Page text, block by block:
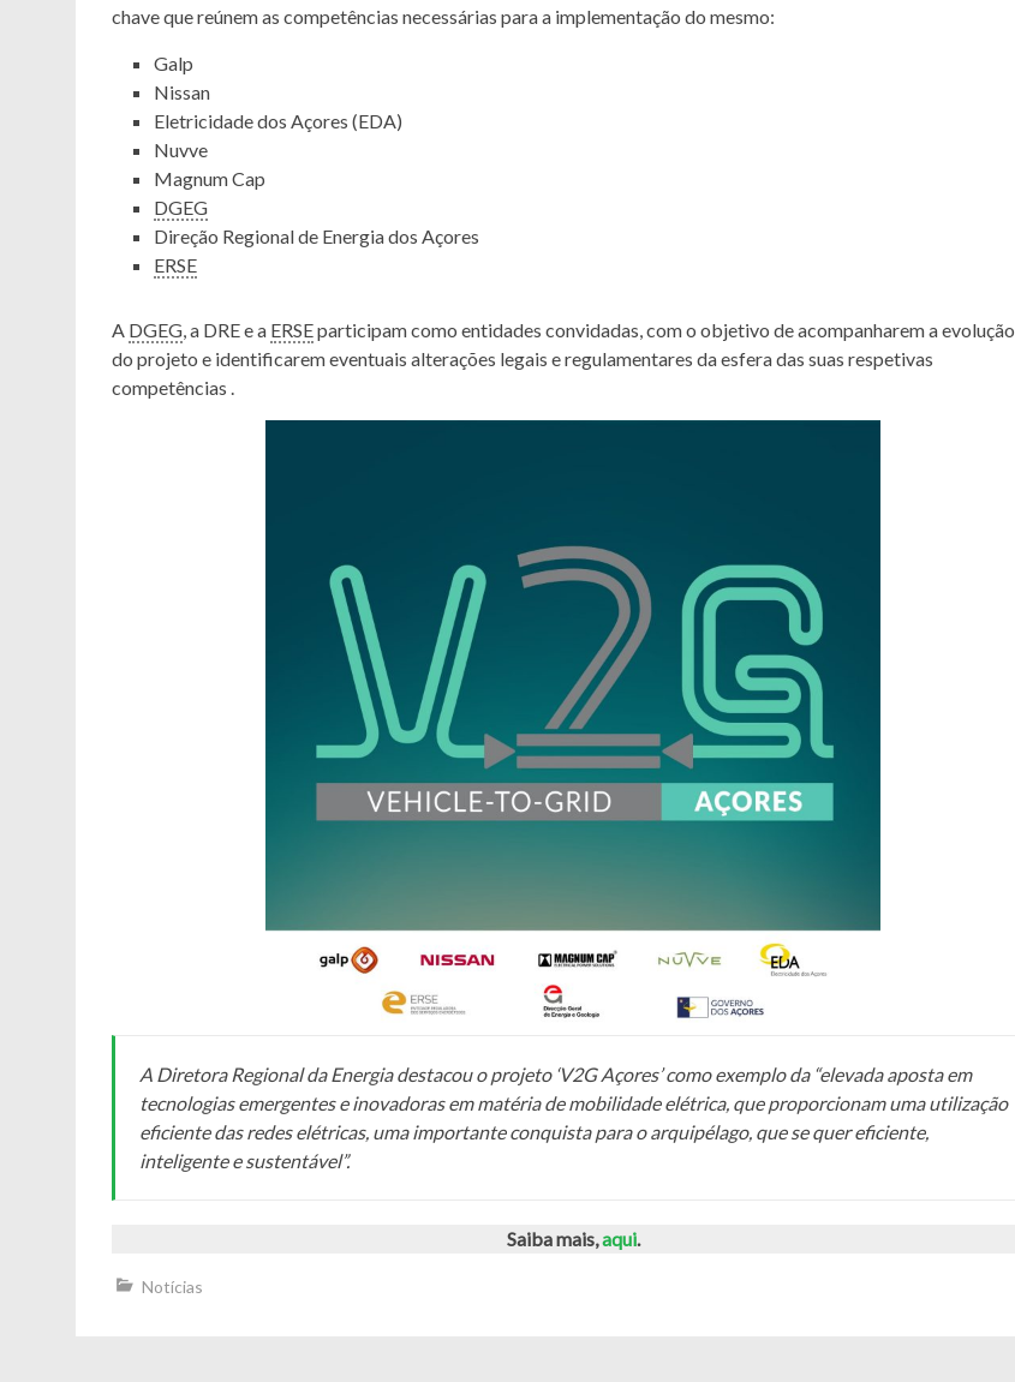
chave que reúnem as competências necessárias para a implementação do mesmo:
Galp
Nissan
Eletricidade dos Açores (EDA)
Nuvve
Magnum Cap
DGEG
Direção Regional de Energia dos Açores
ERSE
A DGEG , a DRE e a ERSEparticipam como entidades convidadas, com o objetivo de acompanharem a evolução
do projeto e identificarem eventuais alterações legais e regulamentares da esfera das suas respetivas
competências .
A Diretora Regional da Energia destacou o projeto ‘V2G Açores’ como exemplo da “elevada aposta em
tecnologias emergentes e inovadoras em matéria de mobilidade elétrica, que proporcionam uma utilização
eficiente das redes elétricas, uma importante conquista para o arquipélago, que se quer eficiente,
inteligente e sustentável”.
Saiba mais,aqui.
Notícias